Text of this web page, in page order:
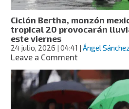
mexicano;
dónde
lloverá
más
fuerte
este
Ciclón Bertha, monzón
tropical 20 provocarán
este viernes
24 julio, 2026 | 04:41 |Ángel Sánchez
Leave a Commenton
Bertha,
monzón
mexicano